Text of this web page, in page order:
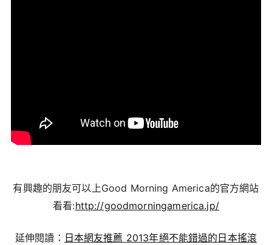
有興趣的朋友可以上Good Morning America的官方網站
看看:http://goodmorningamerica.jp/
延伸閱讀： 日本網友推薦 2013年絕不能錯過的日本搖滾